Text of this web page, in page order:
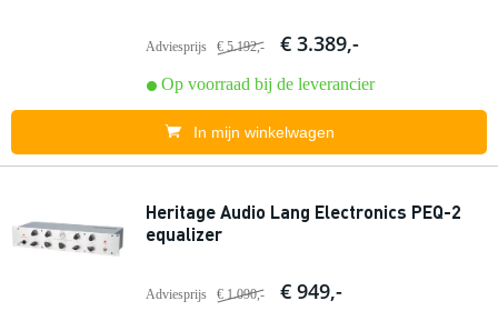
Adviesprijs € 5.192,- € 3.389,-
Op voorraad bij de leverancier
In mijn winkelwagen
Heritage Audio Lang Electronics PEQ-2
equalizer
Adviesprijs € 1.090,- € 949,-